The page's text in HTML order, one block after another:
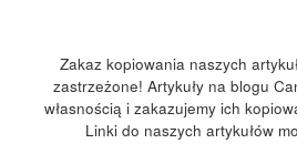
Zakaz kopiowania naszych
zastrzeżone! Artykuły na blogu
własnością i zakazujemy ich
Linki do naszych artykułów